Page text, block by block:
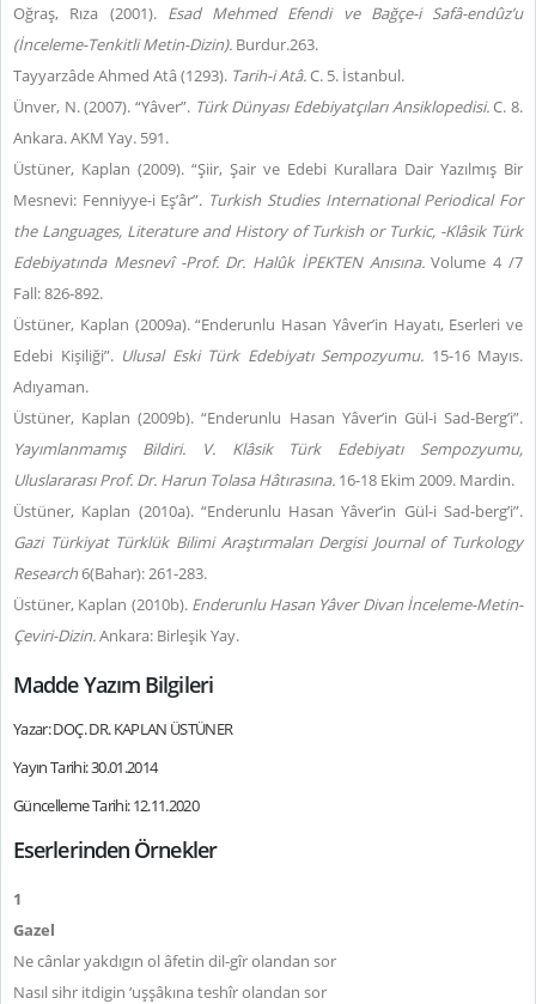
Oğraş, Rıza (2001). Esad Mehmed Efendi ve Bağçe-i Safâ-endûz’u
(İnceleme-Tenkitli Metin-Dizin). Burdur.263.
Tayyarzâde Ahmed Atâ (1293). Tarih-i Atâ.C. 5. İstanbul.
Ünver, N. (2007). “Yâver”. Türk Dünyası Edebiyatçıları Ansiklopedisi.C. 8.
Ankara. AKM Yay. 591.
Üstüner, Kaplan (2009). “Şiir, Şair ve Edebi Kurallara Dair Yazılmış Bir
Mesnevi: Fenniyye-i Eş’âr”. Turkish Studies International Periodical For
the Languages, Literature and History of Turkish or Turkic, -Klâsik Türk
Edebiyatında Mesnevî -Prof. Dr. Halûk İPEKTEN Anısına.Volume 4 /7
Fall: 826-892.
Üstüner, Kaplan (2009a). “Enderunlu Hasan Yâver’in Hayatı, Eserleri ve
Edebi Kişiliği”. Ulusal Eski Türk Edebiyatı Sempozyumu. 15-16 Mayıs.
Adıyaman.
Üstüner, Kaplan (2009b). “Enderunlu Hasan Yâver’in Gül-i Sad-Berg’i”.
Yayımlanmamış Bildiri. V. Klâsik Türk Edebiyatı Sempozyumu,
Uluslararası Prof. Dr. Harun Tolasa Hâtırasına. 16-18 Ekim 2009. Mardin.
Üstüner, Kaplan (2010a). “Enderunlu Hasan Yâver’in Gül-i Sad-berg’i”.
Gazi Türkiyat Türklük Bilimi Araştırmaları Dergisi Journal of Turkology
Research6(Bahar): 261-283.
Üstüner, Kaplan (2010b). Enderunlu Hasan Yâver Divan İnceleme-Metin-
Çeviri-Dizin.Ankara: Birleşik Yay.
Madde Yazım Bilgileri
Yazar: DOÇ. DR. KAPLAN ÜSTÜNER
Yayın Tarihi: 30.01.2014
Güncelleme Tarihi: 12.11.2020
Eserlerinden Örnekler
1
Gazel
Ne cânlar yakdıgın ol âfetin dil-gîr olandan sor
Nasıl sihr itdigin ‘uşşâkına teshîr olandan sor